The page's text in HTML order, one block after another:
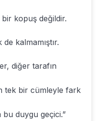
kopuş değildir.
kalmamıştır.
diğer tarafın
tek bir cümleyle fark
bu duygu geçici.”